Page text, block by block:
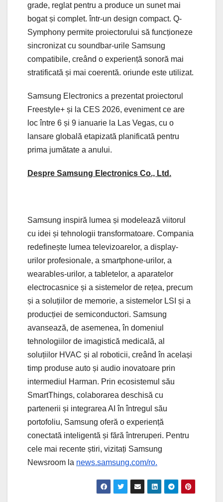
grade, reglat pentru a produce un sunet mai
bogat și complet. într-un design compact. Q-
Symphony permite proiectorului să funcționeze
sincronizat cu soundbar-urile Samsung
compatibile, creând o experiență sonoră mai
stratificată și mai coerentă. oriunde este utilizat.
Samsung Electronics a prezentat proiectorul
Freestyle+ și la CES 2026, eveniment ce are
loc între 6 și 9 ianuarie la Las Vegas, cu o
lansare globală etapizată planificată pentru
prima jumătate a anului.
Despre Samsung Electronics Co., Ltd.
Samsung inspiră lumea și modelează viitorul
cu idei și tehnologii transformatoare. Compania
redefinește lumea televizoarelor, a display-
urilor profesionale, a smartphone-urilor, a
wearables-urilor, a tabletelor, a aparatelor
electrocasnice și a sistemelor de rețea, precum
și a soluțiilor de memorie, a sistemelor LSI și a
producției de semiconductori. Samsung
avansează, de asemenea, în domeniul
tehnologiilor de imagistică medicală, al
soluțiilor HVAC și al roboticii, creând în același
timp produse auto și audio inovatoare prin
intermediul Harman. Prin ecosistemul său
SmartThings, colaborarea deschisă cu
partenerii și integrarea AI în întregul său
portofoliu, Samsung oferă o experiență
conectată inteligentă și fără întreruperi. Pentru
cele mai recente știri, vizitați Samsung
Newsroom la news.samsung.com/ro.